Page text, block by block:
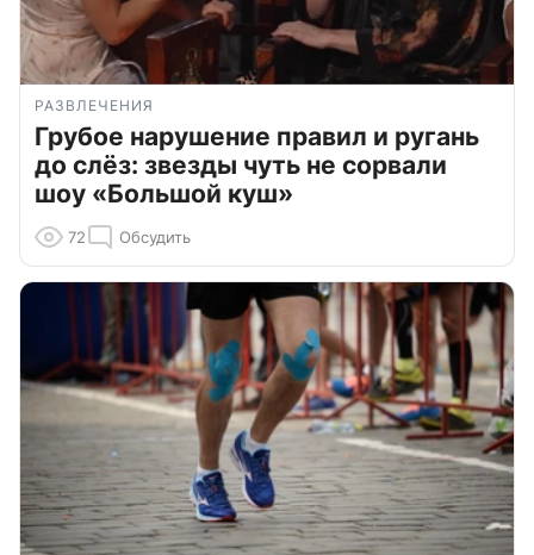
РАЗВЛЕЧЕНИЯ
Грубое нарушение правил и ругань
до слёз: звезды чуть не сорвали
шоу «Большой куш»
72 Обсудить